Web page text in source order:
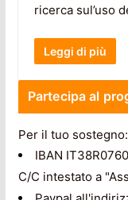
ricerca sul’uso
Leggi di più
Partecipa al
Per il tuo sostegno:
IBAN
C/C intestato a